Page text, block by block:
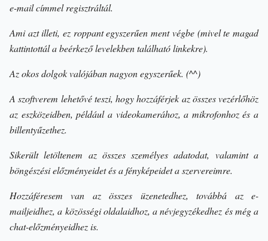
e-mail címmel regisztráltál.
Ami azt illeti, ez roppant egyszerűen ment végbe (mivel te magad
kattintottál a beérkező levelekben található linkekre).
Az okos dolgok valójában nagyon egyszerűek. (^^)
A szoftverem lehetővé teszi, hogy hozzáférjek az összes vezérlőhöz
az eszközeidben, például a videokamerához, a mikrofonhoz és a
billentyűzethez.
Sikerült letöltenem az összes személyes adatodat, valamint a
böngészési előzményeidet és a fényképeidet a szervereimre.
Hozzáféresem van az összes üzenetedhez, továbbá az e-
mailjeidhez, a közösségi oldalaidhoz, a névjegyzékedhez és még a
chat-előzményeidhez is.